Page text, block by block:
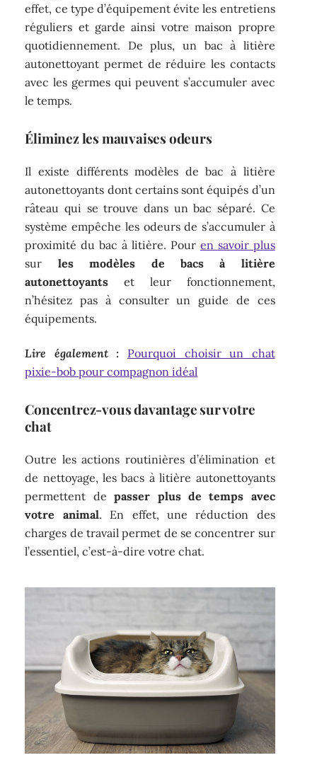
effet, ce type d’équipement évite les entretiens
réguliers et garde ainsi votre maison propre
quotidiennement. De plus, un bac à litière
autonettoyant permet de réduire les contacts
avec les germes qui peuvent s’accumuler avec
le temps.
Éliminez les mauvaises odeurs
Il existe différents modèles de bac à litière
autonettoyants dont certains sont équipés d’un
râteau qui se trouve dans un bac séparé. Ce
système empêche les odeurs de s’accumuler à
proximité du bac à litière. Pour en savoir plus
sur les modèles de bacs à litière
autonettoyants et leur fonctionnement,
n’hésitez pas à consulter un guide de ces
équipements.
Lire également :
Pourquoi choisir un chat
pixie-bob pour compagnon idéal
Concentrez-vous davantage sur votre
chat
Outre les actions routinières d’élimination et
de nettoyage, les bacs à litière autonettoyants
permettent depasser plus de temps avec
votre animal. En effet, une réduction des
charges de travail permet de se concentrer sur
l’essentiel, c’est-à-dire votre chat.